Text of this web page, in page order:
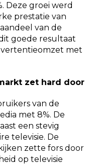
Deze groei werd
prestatie van
van de
goede resultaat
met
zet hard door
van de
met 8%. De
een stevig
televisie. De
zette fors door
op televisie